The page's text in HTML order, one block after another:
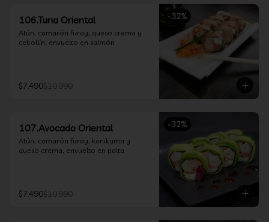
-32%
106.Tuna Oriental
Atún, camarón furay, queso crema y
cebollín, envuelto en salmón
$7.490$10.990
-32%
107.Avocado Oriental
Atún, camarón furay, kanikama y
queso crema, envuelto en palta
$7.490$10.990